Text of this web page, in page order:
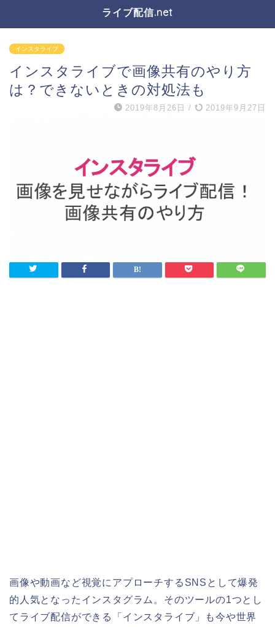
ライブ配信.net
インスタライブ
インスタライブで画像共有のやり方
は？できないときの対処法も
2019年8月26日 / 2019年9月27日
画像や動画など視覚にアプローチするSNSとして爆発
的人気となったインスタグラム。そのツールの1つとし
てライブ配信ができる「インスタライブ」も今や世界